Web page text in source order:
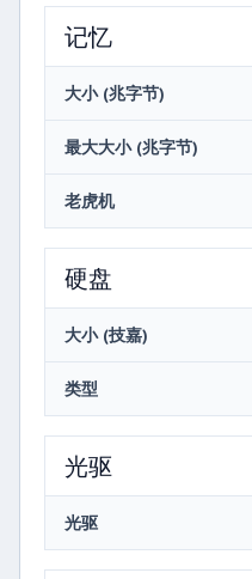
记忆
大小 (兆字节)
最大大小 (兆字节)
老虎机
硬盘
大小 (技嘉)
类型
光驱
光驱